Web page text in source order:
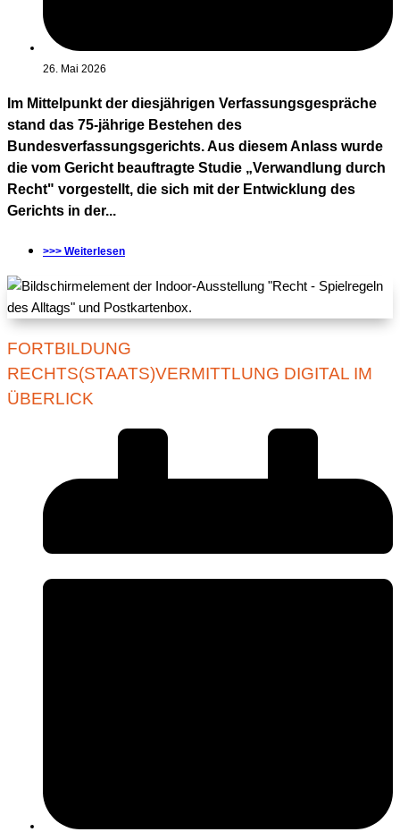
26. Mai 2026
Im Mittelpunkt der diesjährigen Verfassungsgespräche
stand das 75-jährige Bestehen des
Bundesverfassungsgerichts. Aus diesem Anlass wurde
die vom Gericht beauftragte Studie „Verwandlung durch
Recht" vorgestellt, die sich mit der Entwicklung des
Gerichts in der...
>>> Weiterlesen
FORTBILDUNG
RECHTS(STAATS)VERMITTLUNG DIGITAL IM
ÜBERLICK